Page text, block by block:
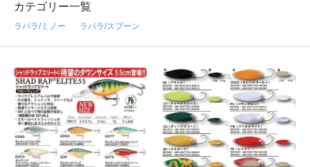
カテゴリー一覧
ラパラ/ミノー ラパラ/スプーン